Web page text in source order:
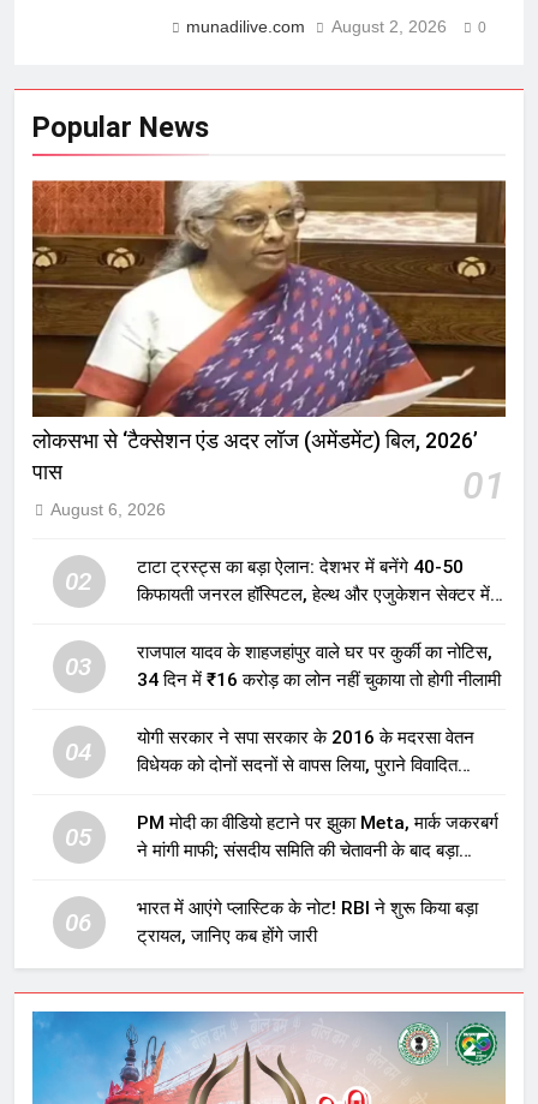
munadilive.com August 2, 2026 0
Popular News
लोकसभा से ‘टैक्सेशन एंड अदर लॉज (अमेंडमेंट) बिल, 2026’
पास
01
August 6, 2026
02
टाटा ट्रस्ट्स का बड़ा ऐलान: देशभर में बनेंगे 40-50
किफायती जनरल हॉस्पिटल, हेल्थ और एजुकेशन सेक्टर में
03
राजपाल यादव के शाहजहांपुर वाले घर पर कुर्की का नोटिस,
34 दिन में ₹16 करोड़ का लोन नहीं चुकाया तो होगी नीलामी
04
योगी सरकार ने सपा सरकार के 2016 के मदरसा वेतन
विधेयक को दोनों सदनों से वापस लिया, पुराने विवादित
05
PM मोदी का वीडियो हटाने पर झुका Meta, मार्क जकरबर्ग
ने मांगी माफी; संसदीय समिति की चेतावनी के बाद बड़ा
06
भारत में आएंगे प्लास्टिक के नोट! RBI ने शुरू किया बड़ा
ट्रायल, जानिए कब होंगे जारी